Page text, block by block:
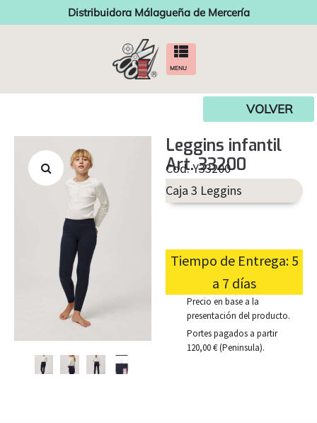
Distribuidora Málagueña de Mercería
MENU
VOLVER
Leggins infantil
Art. 33200
Cod. Y33200
Caja 3 Leggins
Tiempo de Entrega: 5
a 7 días
Precio en base a la
presentación del producto.
Portes pagados a partir
120,00 € (Peninsula).